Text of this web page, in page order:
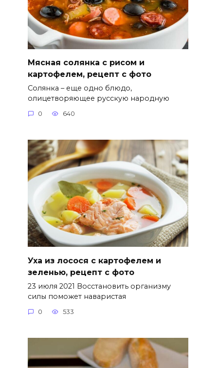
Мясная солянка с рисом и
картофелем, рецепт с фото
Солянка – еще одно блюдо,
олицетворяющее русскую народную
0 640
Уха из лосося с картофелем и
зеленью, рецепт с фото
23 июля 2021 Восстановить организму
силы поможет наваристая
0 533